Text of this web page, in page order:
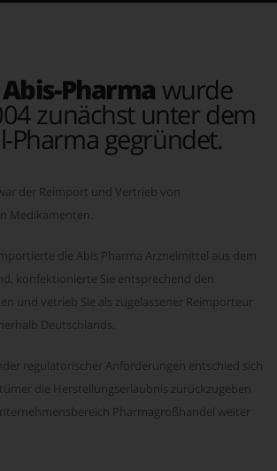
Abis-Pharma wurde
zunächst unter dem
Pharma gegründet.
der Reimport und Vertrieb von
Medikamenten.
die Abis Pharma Arzneimittel aus dem
konfektionierte Sie entsprechend den
und vetrieb Sie als zugelassener Reimporteur
Deutschlands.
regulatorischer Anforderungen entschied sich
die Herstellungserlaubnis zurückzugeben
Pharmagroßhandel weiter